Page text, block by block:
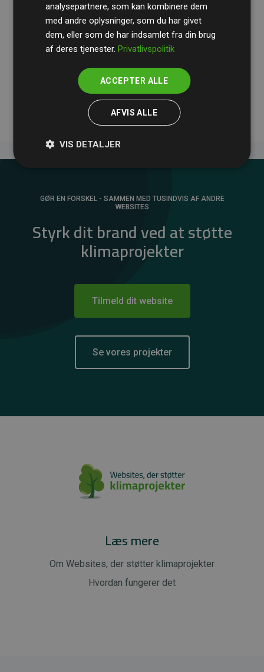
beregninger og metode for at sikre gennemsigtighed
og pålidelighed.
Deres revision dokumenterer, at vores investeringer i
medlemmernes websites estimerede CO₂-
GØR EN FORSKEL - SAMMEN MED TUSINDVIS AF ANDRE
WEBSITES
Styrk dit brand ved at støtte
klimaprojekter
Tilmeld dit website
Se vores projekter
Læs mere
Om Websites, der støtter klimaprojekter
Hvordan fungerer det
analysepartnere, som kan kombinere dem
med andre oplysninger, som du har givet
dem, eller som de har indsamlet fra din brug
af deres tjenester.Privatlivspolitik
ACCEPTER ALLE
AFVIS ALLE
VIS DETALJER